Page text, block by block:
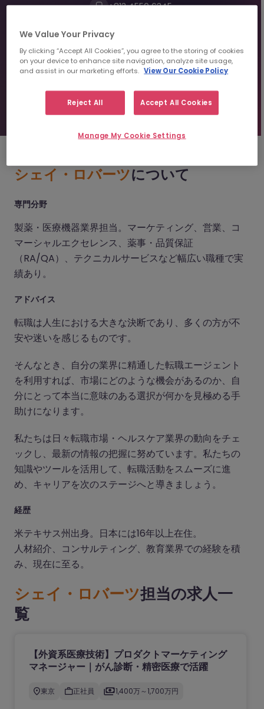
+813 4550 6345
レジュメを送信
人材紹介のご相談
シェイ・ロバーツについて
専門分野
製薬・医療機器業界担当。マーケティング、営業、コ
マーシャルエクセレンス、薬事・品質保証
（RA/QA）、テクニカルサービスなど幅広い職種で実
績あり。
アドバイス
転職は人生における大きな決断であり、多くの方が不
安や迷いを感じるものです。
そんなとき、自分の業界に精通した転職エージェント
を利用すれば、市場にどのような機会があるのか、自
分にとって本当に意味のある選択が何かを見極める手
助けになります。
私たちは日々転職市場・ヘルスケア業界の動向をチェ
ックし、最新の情報の把握に努めています。私たちの
知識やツールを活用して、転職活動をスムーズに進
め、キャリアを次のステージへと導きましょう。
経歴
米テキサス州出身。日本には16年以上在住。
人材紹介、コンサルティング、教育業界での経験を積
み、現在に至る。
シェイ・ロバーツ担当の求人一
覧
【外資系医療技術】プロダクトマーケティング
マネージャー｜がん診断・精密医療で活躍
東京 正社員 1,400万～1,700万円
We Value Your Privacy
By clicking “Accept All Cookies”, you agree to the storing of cookies
on your device to enhance site navigation, analyze site usage,
and assist in our marketing efforts. View Our Cookie Policy
Reject All Accept All Cookies
Manage My Cookie Settings